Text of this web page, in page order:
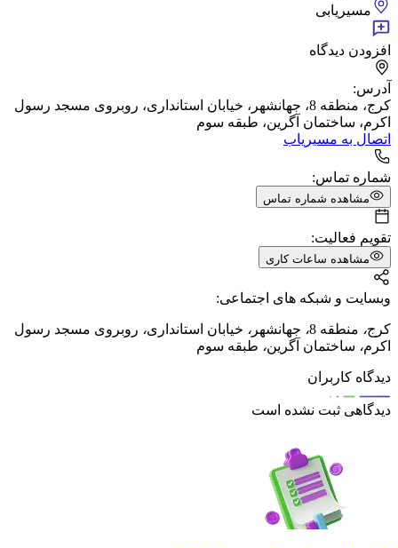
مسیریابی
افزودن دیدگاه
آدرس:
کرج، منطقه 8، جهانشهر، خیابان استانداری، روبروی مسجد رسول
اکرم، ساختمان آگرین، طبقه سوم
اتصال به مسیریاب
شماره تماس:
مشاهده شماره تماس
تقویم فعالیت:
مشاهده ساعات کاری
وبسایت و شبکه های اجتماعی:
کرج، منطقه 8 ، جهانشهر ، خیابان استانداری، روبروی مسجد رسول
اکرم، ساختمان آگرین، طبقه سوم
دیدگاه کاربران
دیدگاهی ثبت نشده است